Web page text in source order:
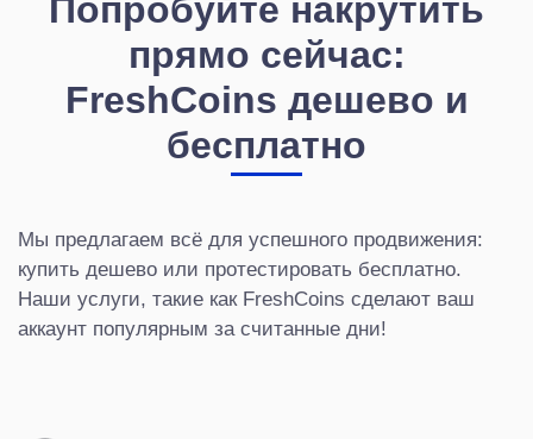
Попробуйте накрутить
прямо сейчас:
FreshCoins дешево и
бесплатно
Мы предлагаем всё для успешного продвижения:
купить дешево или протестировать бесплатно.
Наши услуги, такие как FreshCoins сделают ваш
аккаунт популярным за считанные дни!